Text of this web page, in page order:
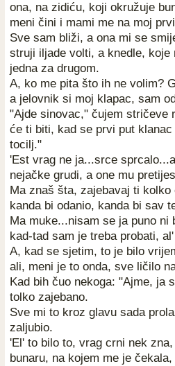
ona, na zidiću, koji okružuje
meni čini i mami me na moj
Sve sam bliži, a ona mi se
struji iljade volti, a knedle,
jedna za drugom.
A, ko me pita što ih ne volim?
a jelovnik si moj klapac, sam
"Ajde sinovac," čujem stričeve
će ti biti, kad se prvi put
tocilj."
'Est vrag ne ja...srce
nejačke grudi, a one mu
Ma znaš šta, zajebavaj ti
kanda bi odanio, kanda bi sav
Ma muke...nisam se ja puno ni
kad-tad sam je treba probati,
A, kad se sjetim, to je bilo
ali, meni je to onda, sve ličilo
Kad bih čuo nekoga: "Ajme, ja
tolko zajebano.
Sve mi to kroz glavu sada
zaljubio.
'El' to bilo to, vrag crni nek
bunaru, na kojem me je